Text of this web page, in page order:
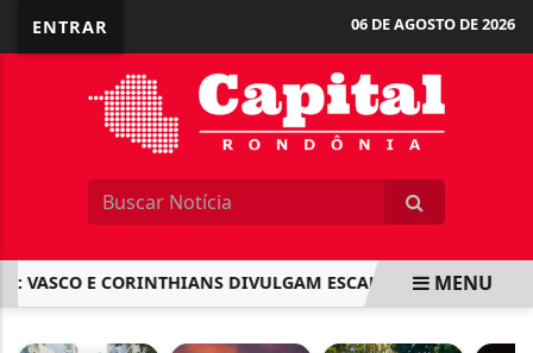
ENTRAR 06 DE AGOSTO DE 2026
E CORINTHIANS DIVULGAM ESCALAÇÕES PARA FINAL
MENU